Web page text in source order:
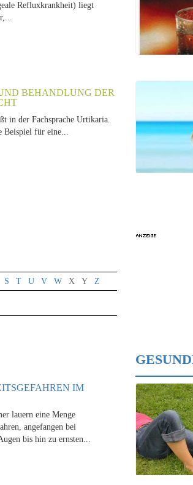
Refluxkrankheit) liegt
BEHANDLUNG DER
in der Fachsprache Urtikaria.
Beispiel für eine...
S T U V W X Y Z
IM
lauern eine Menge
angefangen bei
bis hin zu ernsten...